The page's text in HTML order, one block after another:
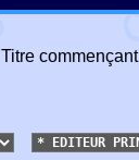
Titre